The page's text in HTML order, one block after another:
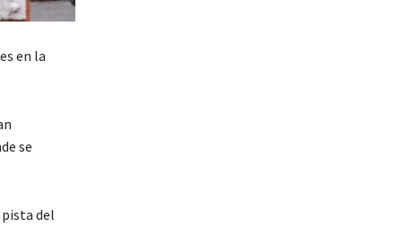
en la
se
pista del